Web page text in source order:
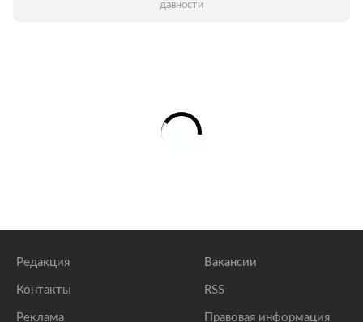
давности
Редакция
Контакты
Реклама
Вакансии
RSS
Правовая информация